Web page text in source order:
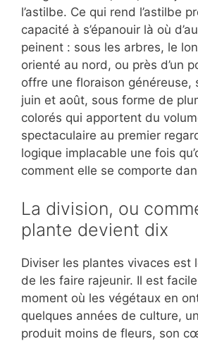
l’astilbe. Ce qui rend l’astilbe
capacité à s’épanouir là où
peinent : sous les arbres, le
orienté au nord, ou près d’un
offre une floraison généreuse,
juin et août, sous forme de
colorés qui apportent du
spectaculaire au premier
logique implacable une fois
comment elle se comporte
La division, ou
plante devient dix
Diviser les plantes vivaces est
de les faire rajeunir. Il est
moment où les végétaux en
quelques années de culture,
produit moins de fleurs, son